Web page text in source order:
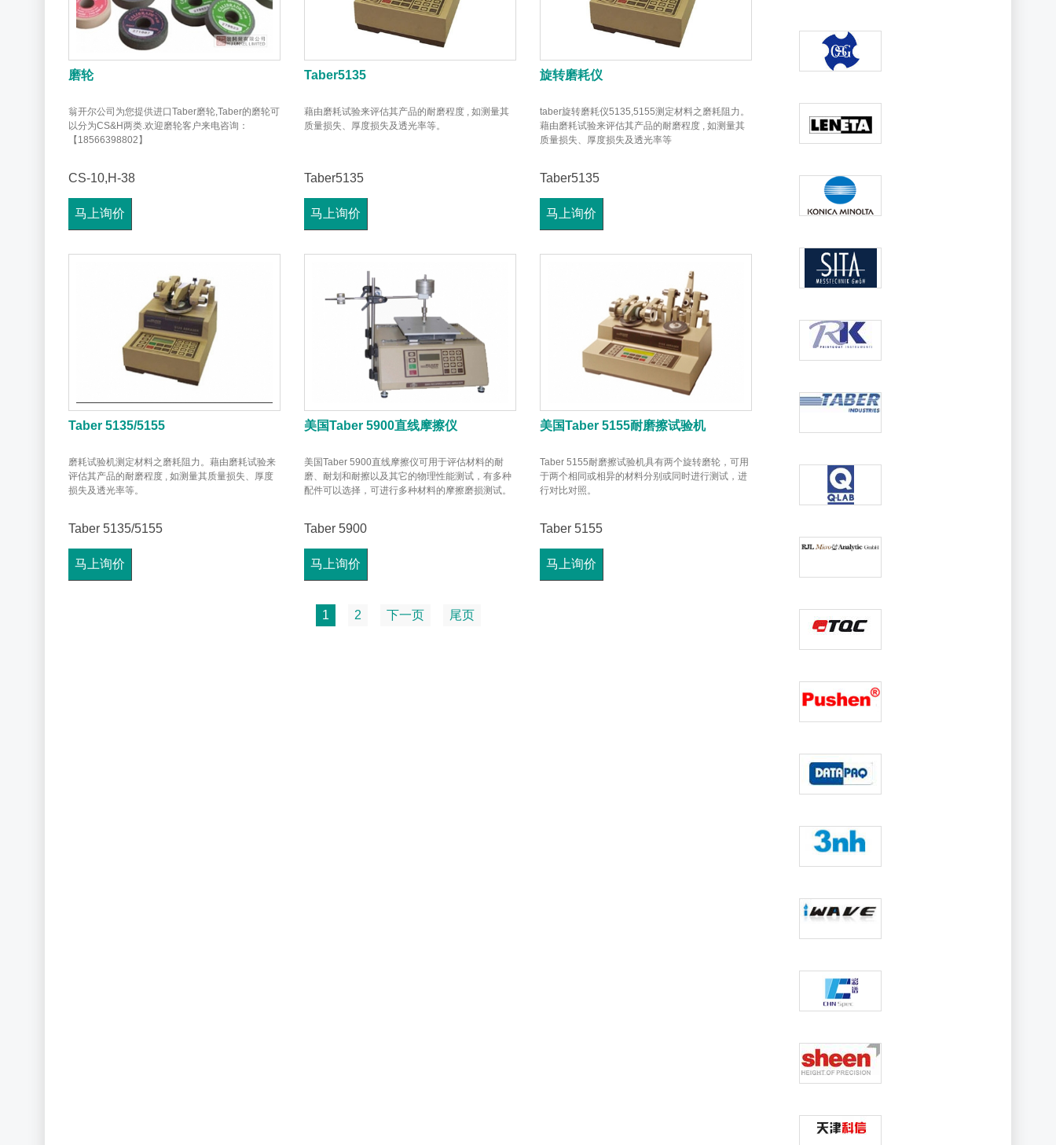
磨轮
翁开尔公司为您提供进口Taber磨轮,Taber的磨轮可
以分为CS&H两类.欢迎磨轮客户来电咨询：
【18566398802】
CS-10,H-38
马上询价
Taber5135
藉由磨耗试验来评估其产品的耐磨程度 , 如测量其
质量损失、厚度损失及透光率等。
Taber5135
马上询价
旋转磨耗仪
taber旋转磨耗仪5135,5155测定材料之磨耗阻力。
藉由磨耗试验来评估其产品的耐磨程度 , 如测量其
质量损失、厚度损失及透光率等
Taber5135
马上询价
Taber 5135/5155
磨耗试验机测定材料之磨耗阻力。藉由磨耗试验来
评估其产品的耐磨程度 , 如测量其质量损失、厚度
损失及透光率等。
Taber 5135/5155
马上询价
美国Taber 5900直线摩擦仪
美国Taber 5900直线摩擦仪可用于评估材料的耐
磨、耐划和耐擦以及其它的物理性能测试，有多种
配件可以选择，可进行多种材料的摩擦磨损测试。
Taber 5900
马上询价
美国Taber 5155耐磨擦试验机
Taber 5155耐磨擦试验机具有两个旋转磨轮，可用
于两个相同或相异的材料分别或同时进行测试，进
行对比对照。
Taber 5155
马上询价
1 2 下一页 尾页